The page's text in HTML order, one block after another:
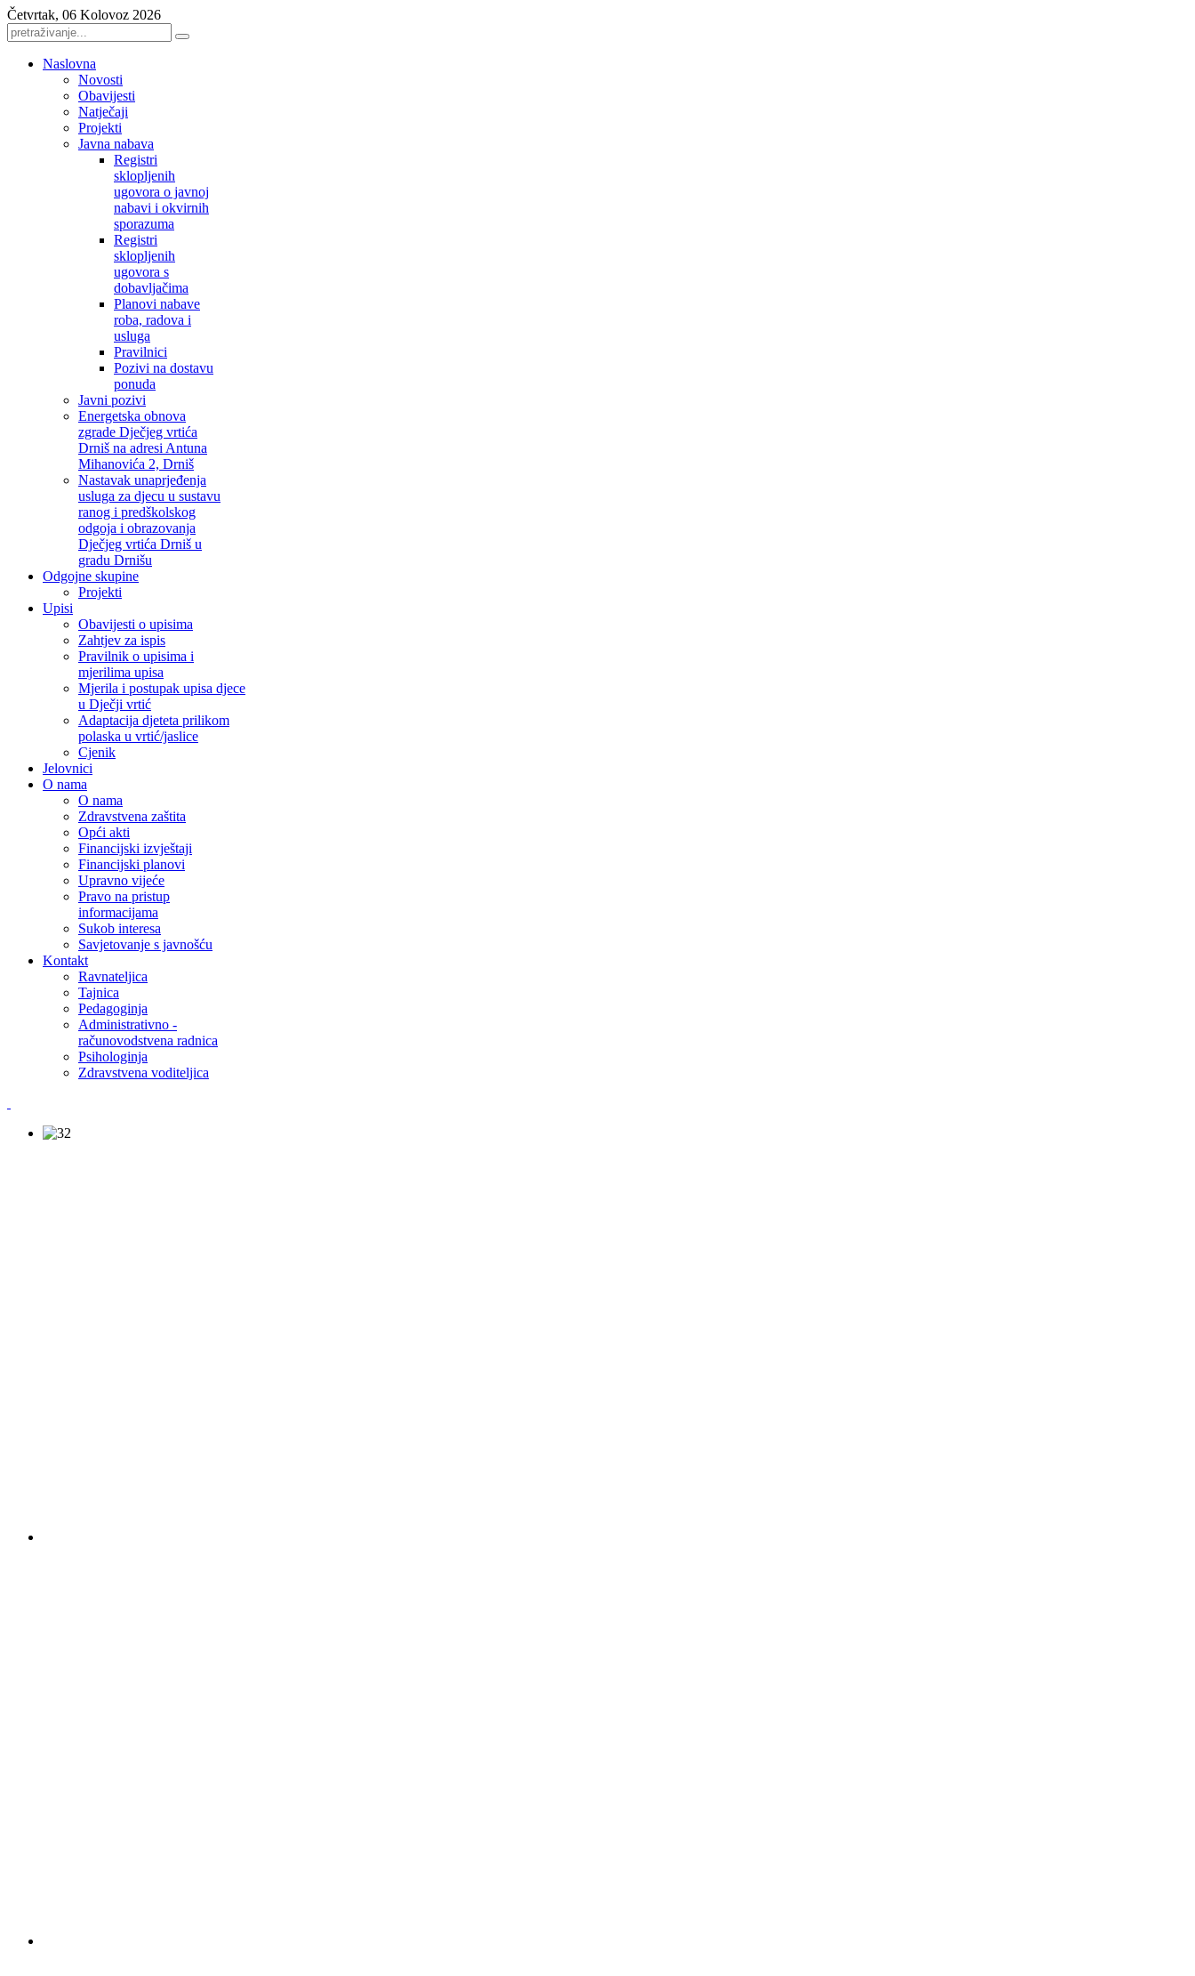
Četvrtak, 06 Kolovoz 2026
Naslovna
Novosti
Obavijesti
Natječaji
Projekti
Javna nabava
Registri
sklopljenih
ugovora o javnoj
nabavi i okvirnih
sporazuma
Registri
sklopljenih
ugovora s
dobavljačima
Planovi nabave
roba, radova i
usluga
Pravilnici
Pozivi na dostavu
ponuda
Javni pozivi
Energetska obnova
zgrade Dječjeg vrtića
Drniš na adresi Antuna
Mihanovića 2, Drniš
Nastavak unaprjeđenja
usluga za djecu u sustavu
ranog i predškolskog
odgoja i obrazovanja
Dječjeg vrtića Drniš u
gradu Drnišu
Odgojne skupine
Projekti
Upisi
Obavijesti o upisima
Zahtjev za ispis
Pravilnik o upisima i
mjerilima upisa
Mjerila i postupak upisa djece
u Dječji vrtić
Adaptacija djeteta prilikom
polaska u vrtić/jaslice
Cjenik
Jelovnici
O nama
O nama
Zdravstvena zaštita
Opći akti
Financijski izvještaji
Financijski planovi
Upravno vijeće
Pravo na pristup
informacijama
Sukob interesa
Savjetovanje s javnošću
Kontakt
Ravnateljica
Tajnica
Pedagoginja
Administrativno -
računovodstvena radnica
Psihologinja
Zdravstvena voditeljica